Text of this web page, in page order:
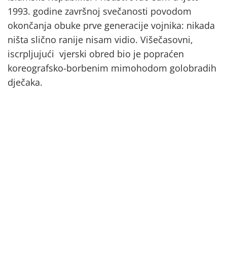
1993. godine završnoj svečanosti povodom
okončanja obuke prve generacije vojnika: nikada
ništa slično ranije nisam vidio. Višečasovni,
iscrpljujući vjerski obred bio je popraćen
koreografsko-borbenim mimohodom golobradih
dječaka.